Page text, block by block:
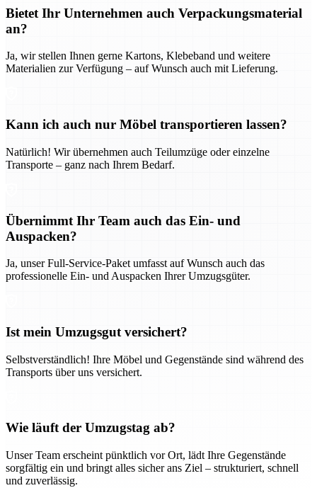
Bietet Ihr Unternehmen auch Verpackungsmaterial
an?
Ja, wir stellen Ihnen gerne Kartons, Klebeband und weitere
Materialien zur Verfügung – auf Wunsch auch mit Lieferung.
Kann ich auch nur Möbel transportieren lassen?
Natürlich! Wir übernehmen auch Teilumzüge oder einzelne
Transporte – ganz nach Ihrem Bedarf.
Übernimmt Ihr Team auch das Ein- und
Auspacken?
Ja, unser Full-Service-Paket umfasst auf Wunsch auch das
professionelle Ein- und Auspacken Ihrer Umzugsgüter.
Ist mein Umzugsgut versichert?
Selbstverständlich! Ihre Möbel und Gegenstände sind während des
Transports über uns versichert.
Wie läuft der Umzugstag ab?
Unser Team erscheint pünktlich vor Ort, lädt Ihre Gegenstände
sorgfältig ein und bringt alles sicher ans Ziel – strukturiert, schnell
und zuverlässig.